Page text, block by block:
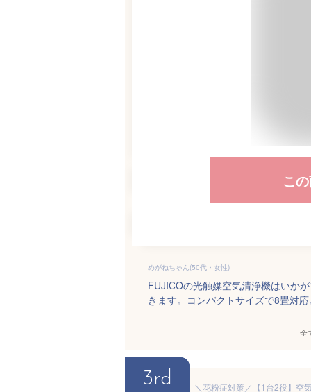
こ
めがねちゃん(50代・女性)
FUJICOの光触媒空気清浄機はいか
きます。コンパクトサイズで8畳対
全
3rd